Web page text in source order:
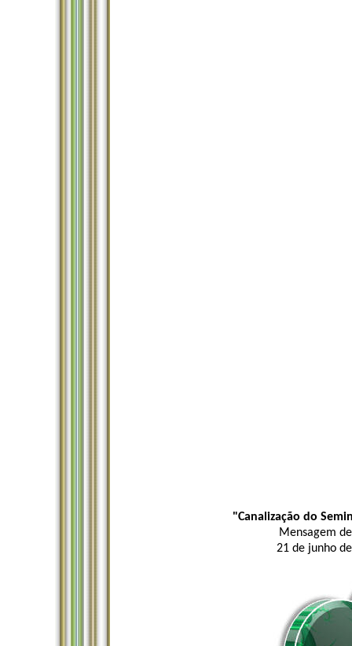
"Canalização do
Mensagem
21 de junho